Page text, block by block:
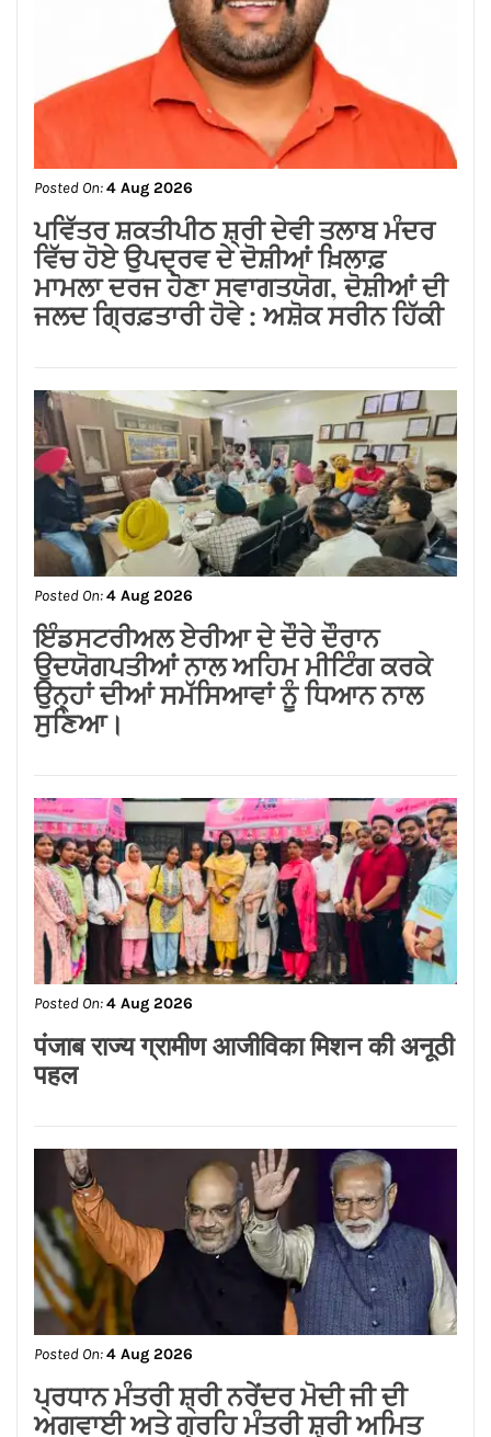
Posted On:4 Aug 2026
रेड करने आई एकसाइज टीम पर चली
ताबड़तोड़ गोलियाँ
Posted On:4 Aug 2026
ਪਵਿੱਤਰ ਸ਼ਕਤੀਪੀਠ ਸ਼੍ਰੀ ਦੇਵੀ ਤਲਾਬ ਮੰਦਰ
ਵਿੱਚ ਹੋਏ ਉਪਦ੍ਰਵ ਦੇ ਦੋਸ਼ੀਆਂ ਖ਼ਿਲਾਫ਼
ਮਾਮਲਾ ਦਰਜ ਹੋਣਾ ਸਵਾਗਤਯੋਗ, ਦੋਸ਼ੀਆਂ ਦੀ
ਜਲਦ ਗ੍ਰਿਫ਼ਤਾਰੀ ਹੋਵੇ : ਅਸ਼ੋਕ ਸਰੀਨ ਹਿੱਕੀ
Posted On:4 Aug 2026
ਇੰਡਸਟਰੀਅਲ ਏਰੀਆ ਦੇ ਦੌਰੇ ਦੌਰਾਨ
ਉਦਯੋਗਪਤੀਆਂ ਨਾਲ ਅਹਿਮ ਮੀਟਿੰਗ ਕਰਕੇ
ਉਨ੍ਹਾਂ ਦੀਆਂ ਸਮੱਸਿਆਵਾਂ ਨੂੰ ਧਿਆਨ ਨਾਲ
ਸੁਣਿਆ।